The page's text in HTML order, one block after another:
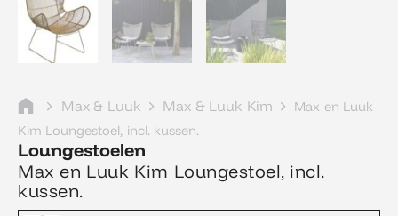
Max & Luuk Max & Luuk Kim
Max en Luuk
Kim Loungestoel, incl. kussen.
Loungestoelen
Max en Luuk Kim Loungestoel, incl.
kussen.